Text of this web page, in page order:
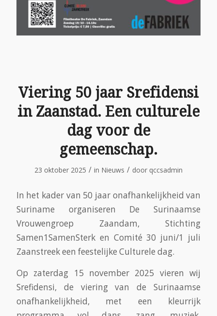
Viering 50 jaar Srefidensi
in Zaanstad. Een culturele
dag voor de
gemeenschap.
23 oktober 2025 / in Nieuws / door qccsadmin
In het kader van 50 jaar onafhankelijkheid van
Suriname organiseren De Surinaamse
Vrouwengroep Zaandam, Stichting
Samen1SamenSterk en Comité 30 juni/1 juli
Zaanstreek een feestelijke Culturele dag.
Op zaterdag 15 november 2025 vieren wij
Srefidensi, de viering van de Surinaamse
onafhankelijkheid, met een kleurrijk